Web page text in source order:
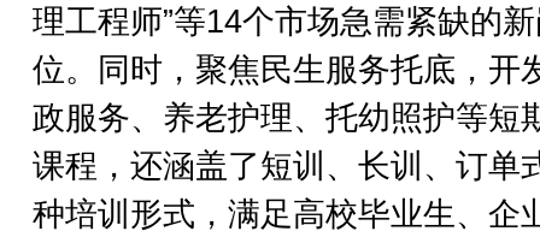
理工程师”等14个市场急需紧缺的
位。同时，聚焦民生服务托底，开
政服务、养老护理、托幼照护等短
课程，还涵盖了短训、长训、订单
种培训形式，满足高校毕业生、企